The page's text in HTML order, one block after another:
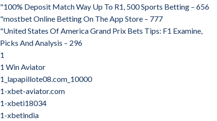
"100% Deposit Match Way Up To R1, 500 Sports Betting – 656
"‎mostbet Online Betting On The App Store – 777
"United States Of America Grand Prix Bets Tips: F1 Examine,
Picks And Analysis – 296
1
1 Win Aviator
1_lapapillote08.com_10000
1-xbet-aviator.com
1-xbeti18034
1-xbetindia